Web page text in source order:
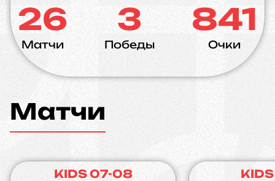
26
Матчи
3
Победы
841
Очки
Матчи
KIDS 07-08